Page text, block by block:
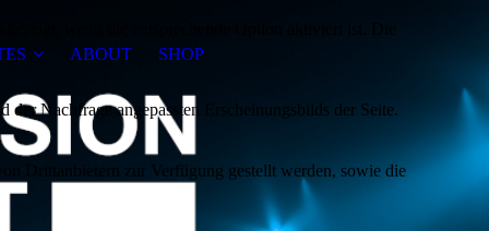
ABOUT SHOP
wenn die entsprechende Option aktiviert ist. Die
Nachfrage angepassten Erscheinungsbilds der Seite.
Drittanbietern zur Verfügung gestellt werden, sowie die